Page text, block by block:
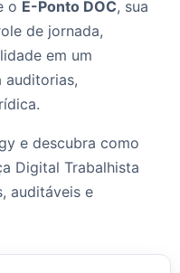
o E-Ponto DOC, sua
de jornada,
em um
auditorias,
e descubra como
Digital Trabalhista
auditáveis e